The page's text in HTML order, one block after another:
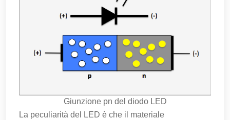
Giunzione pn del diodo LED
La peculiarità del LED è che il materiale